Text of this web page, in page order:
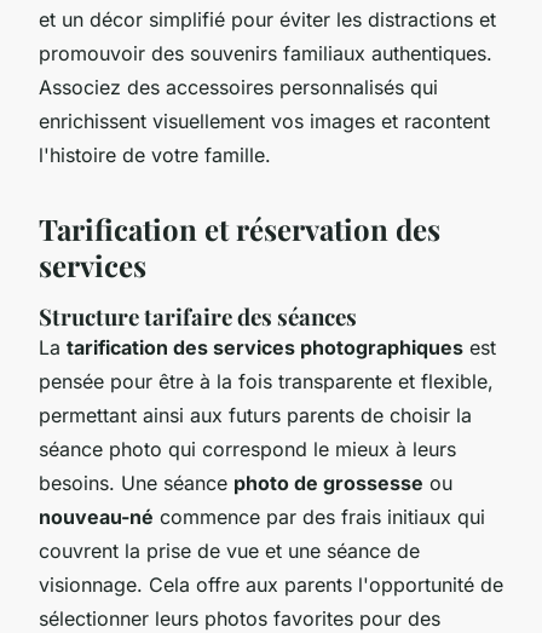
et un décor simplifié pour éviter les distractions et
promouvoir des souvenirs familiaux authentiques.
Associez des accessoires personnalisés qui
enrichissent visuellement vos images et racontent
l'histoire de votre famille.
Tarification et réservation des
services
Structure tarifaire des séances
La tarification des services photographiques est
pensée pour être à la fois transparente et flexible,
permettant ainsi aux futurs parents de choisir la
séance photo qui correspond le mieux à leurs
besoins. Une séance photo de grossesse ou
nouveau-né commence par des frais initiaux qui
couvrent la prise de vue et une séance de
visionnage. Cela offre aux parents l'opportunité de
sélectionner leurs photos favorites pour des